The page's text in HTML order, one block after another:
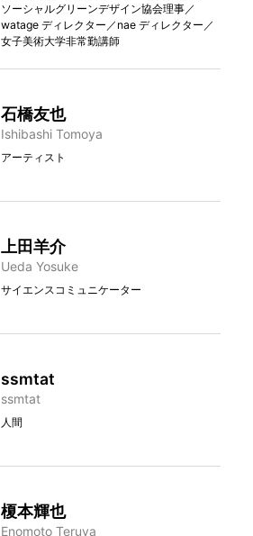
ソーシャルグリーンデザイン協会理事／
watage ディレクター／nae ディレクター／
女子美術大学非常勤講師
石橋友也
Ishibashi Tomoya
アーティスト
上田羊介
Ueda Yosuke
サイエンスコミュニケーター
ssmtat
ssmtat
人間
榎本輝也
Enomoto Teruya